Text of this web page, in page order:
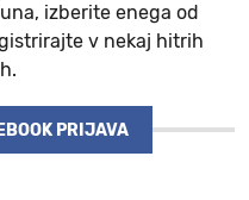
izberite enega od
v nekaj hitrih
PRIJAVA